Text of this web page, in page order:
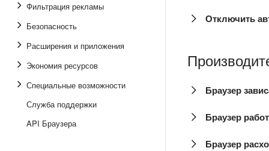
Фильтрация рекламы
Безопасность
Расширения и приложения
Экономия ресурсов
Специальные возможности
Служба поддержки
API Браузера
Отключить
Браузер
Браузер
Браузер